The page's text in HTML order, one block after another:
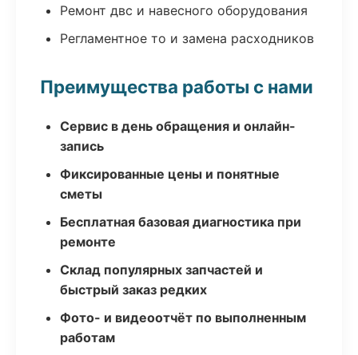
Ремонт двс и навесного оборудования
Регламентное то и замена расходников
Преимущества работы с нами
Сервис в день обращения и онлайн-
запись
Фиксированные цены и понятные
сметы
Бесплатная базовая диагностика при
ремонте
Склад популярных запчастей и
быстрый заказ редких
Фото- и видеоотчёт по выполненным
работам